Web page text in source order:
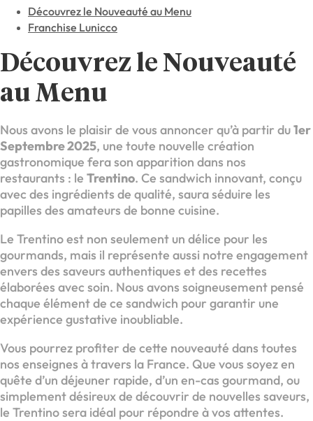
Découvrez le Nouveauté au Menu
Franchise Lunicco
Découvrez le Nouveauté
au Menu
Nous avons le plaisir de vous annoncer qu’à partir du1er
Septembre 2025, une toute nouvelle création
gastronomique fera son apparition dans nos
restaurants : le Trentino. Ce sandwich innovant, conçu
avec des ingrédients de qualité, saura séduire les
papilles des amateurs de bonne cuisine.
Le Trentino est non seulement un délice pour les
gourmands, mais il représente aussi notre engagement
envers des saveurs authentiques et des recettes
élaborées avec soin. Nous avons soigneusement pensé
chaque élément de ce sandwich pour garantir une
expérience gustative inoubliable.
Vous pourrez profiter de cette nouveauté dans toutes
nos enseignes à travers la France. Que vous soyez en
quête d’un déjeuner rapide, d’un en-cas gourmand, ou
simplement désireux de découvrir de nouvelles saveurs,
le Trentino sera idéal pour répondre à vos attentes.